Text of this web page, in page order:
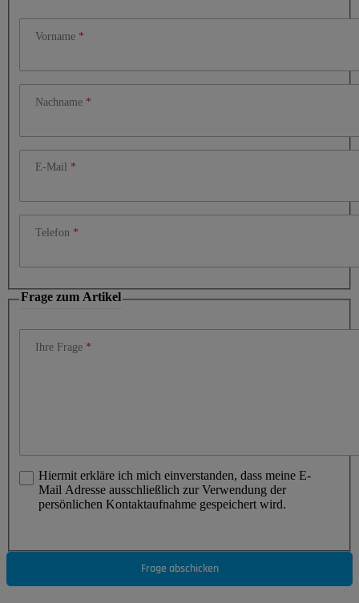
Vorname
Nachname
E-Mail
Telefon
Frage zum Artikel
Ihre Frage
Hiermit erkläre ich mich einverstanden, dass meine E-
Mail Adresse ausschließlich zur Verwendung der
persönlichen Kontaktaufnahme gespeichert wird.
Frage abschicken